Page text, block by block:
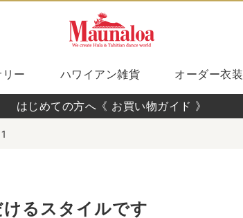
ー ハワイアン雑貨 オーダー衣装
はじめての方へ《 お買い物ガイド 》
るスタイルです